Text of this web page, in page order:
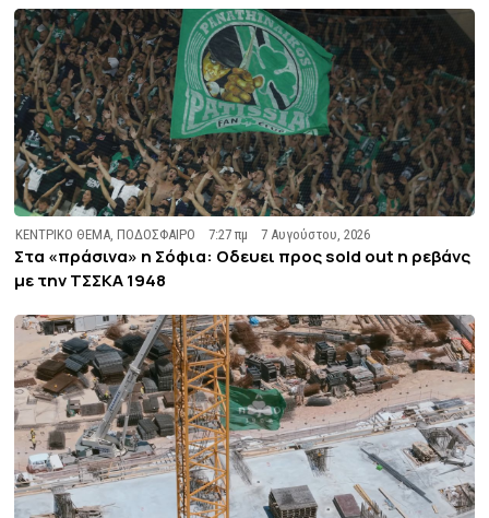
ΚΕΝΤΡΙΚΟ ΘΕΜΑ ,ΠΟΔΟΣΦΑΙΡΟ 7:27 πμ 7 Αυγούστου, 2026
Στα «πράσινα» η Σόφια: Οδευει προς sold out η ρεβάνς
με την ΤΣΣΚΑ 1948